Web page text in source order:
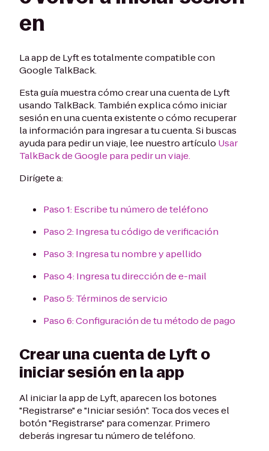
en
La app de Lyft es totalmente compatible con
Google TalkBack.
Esta guía muestra cómo crear una cuenta de Lyft
usando TalkBack. También explica cómo iniciar
sesión en una cuenta existente o cómo recuperar
la información para ingresar a tu cuenta. Si buscas
ayuda para pedir un viaje, lee nuestro artículo Usar
TalkBack de Google para pedir un viaje.
Dirígete a:
Paso 1: Escribe tu número de teléfono
Paso 2: Ingresa tu código de verificación
Paso 3: Ingresa tu nombre y apellido
Paso 4: Ingresa tu dirección de e-mail
Paso 5: Términos de servicio
Paso 6: Configuración de tu método de pago
Crear una cuenta de Lyft o
iniciar sesión en la app
Al iniciar la app de Lyft, aparecen los botones
"Registrarse" e "Iniciar sesión". Toca dos veces el
botón "Registrarse" para comenzar. Primero
deberás ingresar tu número de teléfono.